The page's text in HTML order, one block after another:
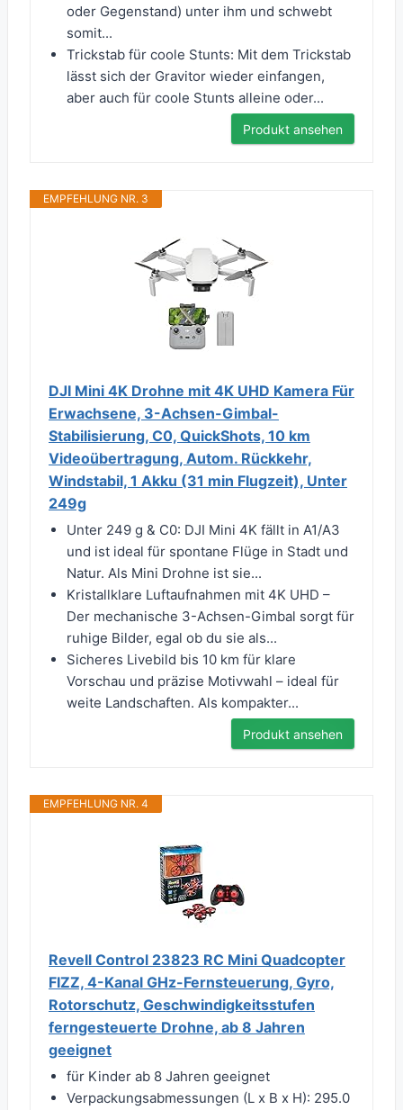
oder Gegenstand) unter ihm und schwebt
somit...
Trickstab für coole Stunts: Mit dem Trickstab
lässt sich der Gravitor wieder einfangen,
aber auch für coole Stunts alleine oder...
Produkt ansehen
EMPFEHLUNG NR. 3
DJI Mini 4K Drohne mit 4K UHD Kamera Für
Erwachsene, 3-Achsen-Gimbal-
Stabilisierung, C0, QuickShots, 10 km
Videoübertragung, Autom. Rückkehr,
Windstabil, 1 Akku (31 min Flugzeit), Unter
249g
Unter 249 g & C0: DJI Mini 4K fällt in A1/A3
und ist ideal für spontane Flüge in Stadt und
Natur. Als Mini Drohne ist sie...
Kristallklare Luftaufnahmen mit 4K UHD –
Der mechanische 3-Achsen-Gimbal sorgt für
ruhige Bilder, egal ob du sie als...
Sicheres Livebild bis 10 km für klare
Vorschau und präzise Motivwahl – ideal für
weite Landschaften. Als kompakter...
Produkt ansehen
EMPFEHLUNG NR. 4
Revell Control 23823 RC Mini Quadcopter
FIZZ, 4-Kanal GHz-Fernsteuerung, Gyro,
Rotorschutz, Geschwindigkeitsstufen
ferngesteuerte Drohne, ab 8 Jahren
geeignet
für Kinder ab 8 Jahren geeignet
Verpackungsabmessungen (L x B x H): 295.0